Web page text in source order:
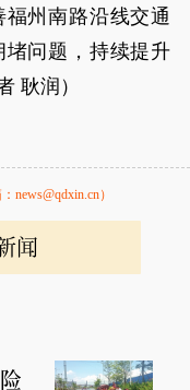
州南路沿线交通
问题，持续提升
耿润）
）
闻